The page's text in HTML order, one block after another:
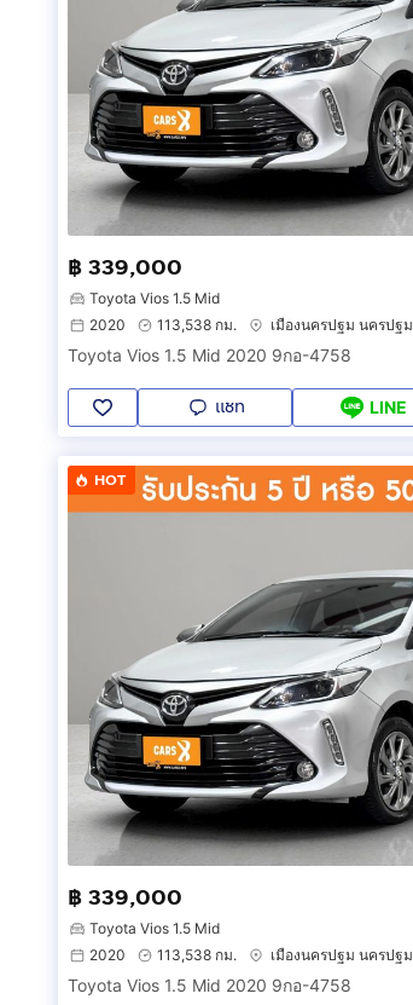
฿ 339,000
Toyota Vios 1.5 Mid
2020
113,538 กม. เมืองนครปฐม นครปฐม
Toyota Vios 1.5 Mid 2020 9กอ-4758
แชท LINE
HOT
฿ 339,000
Toyota Vios 1.5 Mid
2020
113,538 กม. เมืองนครปฐม นครปฐม
Toyota Vios 1.5 Mid 2020 9กอ-4758